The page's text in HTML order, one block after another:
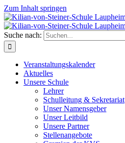
Zum Inhalt springen
Suche nach:
Veranstaltungskalender
Aktuelles
Unsere Schule
Lehrer
Schulleitung & Sekretariat
Unser Namensgeber
Unser Leitbild
Unsere Partner
Stellenangebote